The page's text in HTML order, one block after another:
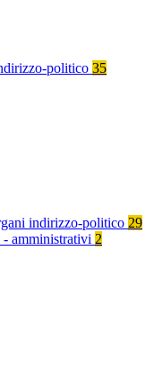
politico 35
indirizzo-politico 29
amministrativi 2